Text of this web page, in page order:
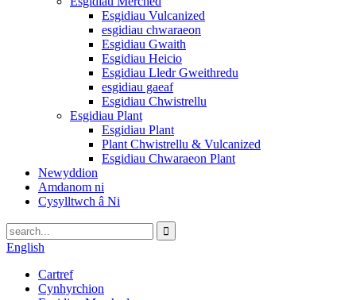
Esgidiau Vulcanized
esgidiau chwaraeon
Esgidiau Gwaith
Esgidiau Heicio
Esgidiau Lledr Gweithredu
esgidiau gaeaf
Esgidiau Chwistrellu
Esgidiau Plant
Esgidiau Plant
Plant Chwistrellu & Vulcanized
Esgidiau Chwaraeon Plant
Newyddion
Amdanom ni
Cysylltwch â Ni
English
Cartref
Cynhyrchion